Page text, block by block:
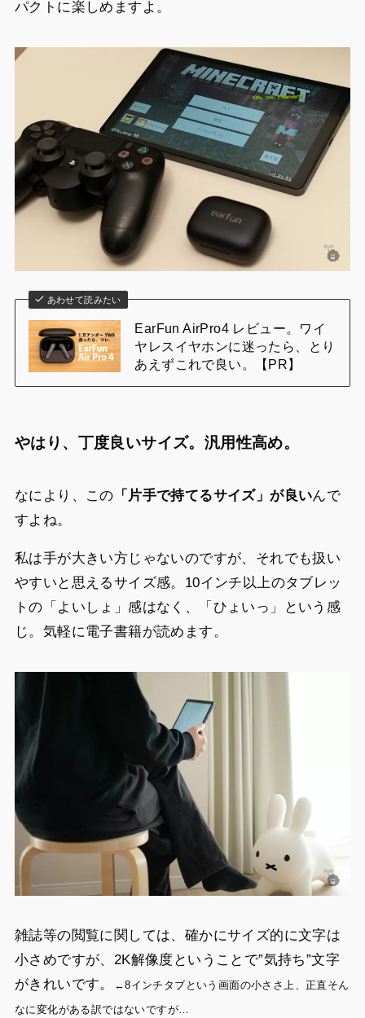
パクトに楽しめますよ。
あわせて読みたい
EarFun AirPro4 レビュー。ワイ
ヤレスイヤホンに迷ったら、とり
あえずこれで良い。【PR】
やはり、丁度良いサイズ。汎用性高め。
なにより、この 「片手で持てるサイズ」が良いんで
すよね。
私は手が大きい方じゃないのですが、それでも扱い
やすいと思えるサイズ感。10インチ以上のタブレッ
トの「よいしょ」感はなく、「ひょいっ」という感
じ。気軽に電子書籍が読めます。
雑誌等の閲覧に関しては、確かにサイズ的に文字は
小さめですが、2K解像度ということで”気持ち”文字
がきれいです。
←8インチタブという画面の小ささ上、正直そん
なに変化がある訳ではないですが…